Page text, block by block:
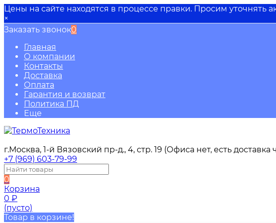
Цены на сайте находятся в процессе правки. Просим
×
Заказать звонок0
Главная
О компании
Контакты
Доставка
Оплата
Гарантия и возврат
Политика ПД
Еще
г.Москва, 1-й Вязовский пр-д., 4, стр. 19 (Офиса нет, есть
+7 (969) 603-79-99
0
Корзина
0 ₽
(пусто)
Товар в корзине!